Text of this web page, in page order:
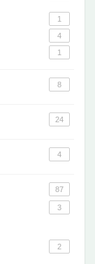
1
4
1
8
24
4
87
3
2